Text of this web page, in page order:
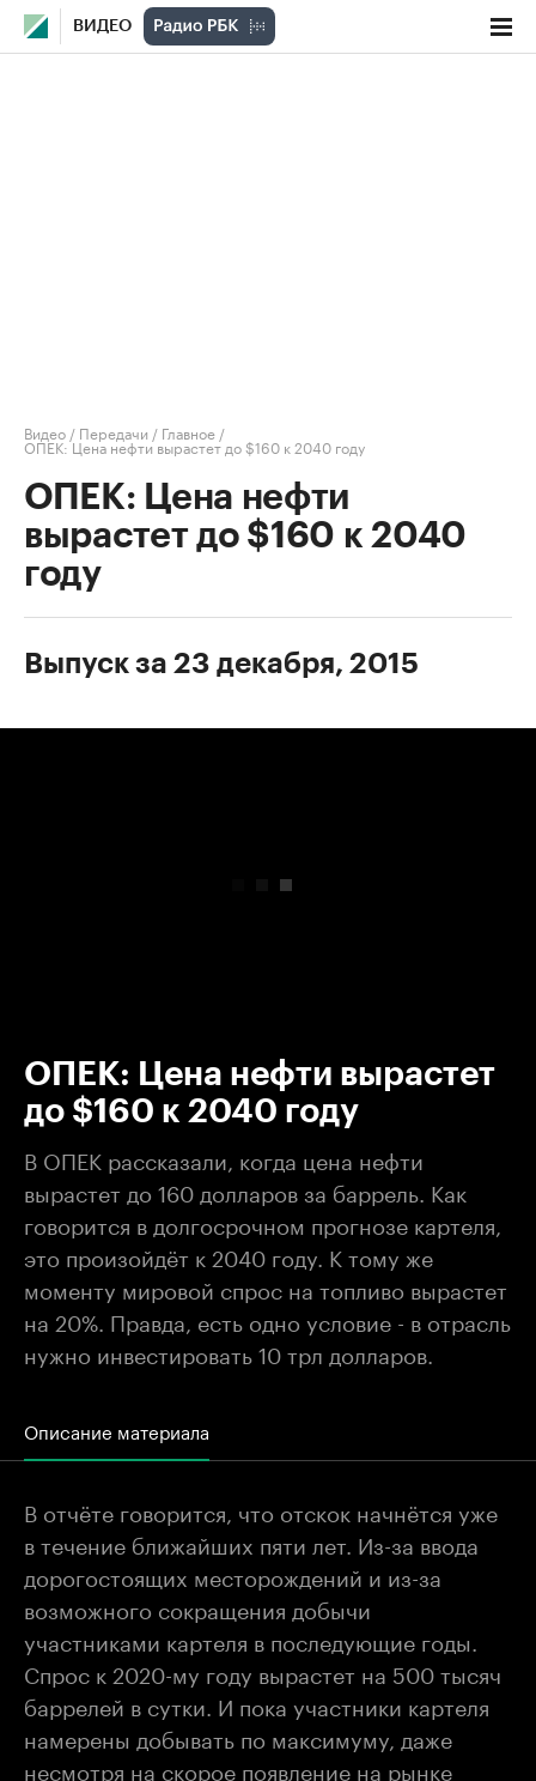
ВИДЕО
Видео / Передачи / Главное /
ОПЕК: Цена нефти вырастет до $160 к 2040 году
ОПЕК: Цена нефти
вырастет до $160 к 2040
году
Выпуск за 23 декабря, 2015
ОПЕК: Цена нефти вырастет
до $160 к 2040 году
В ОПЕК рассказали, когда цена нефти
вырастет до 160 долларов за баррель. Как
говорится в долгосрочном прогнозе картеля,
это произойдёт к 2040 году. К тому же
моменту мировой спрос на топливо вырастет
на 20%. Правда, есть одно условие - в отрасль
нужно инвестировать 10 трл долларов.
Описание материала
В отчёте говорится, что отскок начнётся уже
в течение ближайших пяти лет. Из-за ввода
дорогостоящих месторождений и из-за
возможного сокращения добычи
участниками картеля в последующие годы.
Спрос к 2020-му году вырастет на 500 тысяч
баррелей в сутки. И пока участники картеля
намерены добывать по максимуму, даже
несмотря на скорое появление на рынке